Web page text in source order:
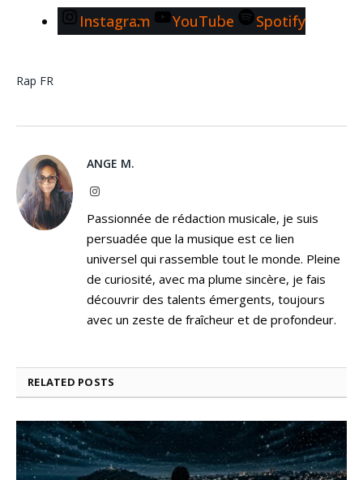
Instagram YouTube Spotify
Rap FR
ANGE M.
Instagram
Passionnée de rédaction musicale, je suis
persuadée que la musique est ce lien
universel qui rassemble tout le monde. Pleine
de curiosité, avec ma plume sincère, je fais
découvrir des talents émergents, toujours
avec un zeste de fraîcheur et de profondeur.
RELATED POSTS